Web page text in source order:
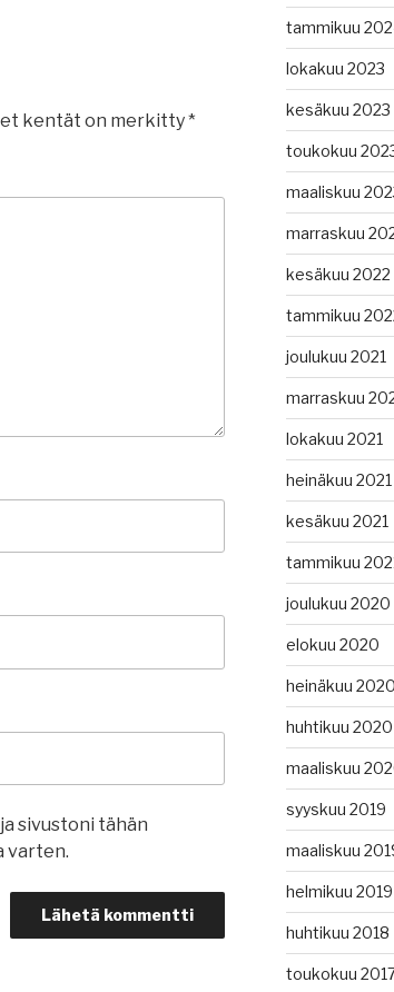
kentät on merkitty*
sivustoni tähän
varten.
tammikuu
lokakuu 2023
kesäkuu 2023
toukokuu
maaliskuu
marraskuu
kesäkuu 2022
tammikuu
joulukuu 2021
marraskuu
lokakuu 2021
heinäkuu 2021
kesäkuu 2021
tammikuu
joulukuu 2020
elokuu 2020
heinäkuu 2020
huhtikuu 2020
maaliskuu
syyskuu 2019
maaliskuu
helmikuu 2019
huhtikuu 2018
toukokuu